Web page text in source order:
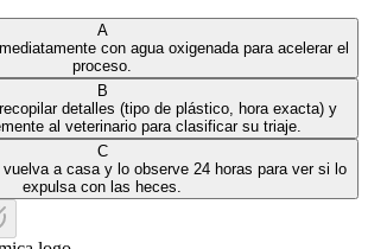
A
con agua oxigenada para acelerar el
proceso.
B
detalles (tipo de plástico, hora exacta) y
al veterinario para clasificar su triaje.
C
vuelva a casa y lo observe 24 horas para ver si lo
expulsa con las heces.